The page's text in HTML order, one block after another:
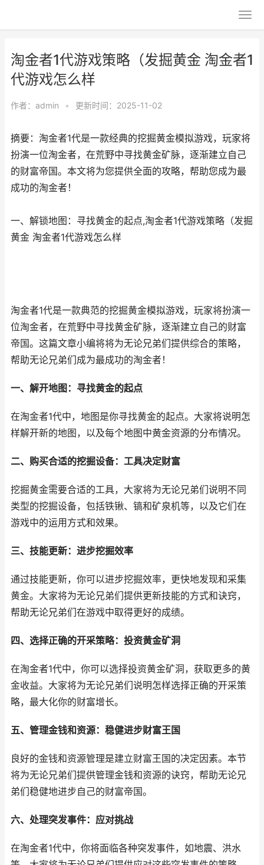
淘金者1代游戏策略（发掘黄金 淘金者1
代游戏怎么样
作者： admin • 更新时间：2025-11-02
摘要：淘金者1代是一款经典的挖掘黄金模拟游戏，玩家将
扮演一位淘金者，在荒野中寻找黄金矿脉，逐渐建立自己
的财富帝国。本文将为您提供全面的攻略，帮助您成为最
成功的淘金者！
一、解锁地图：寻找黄金的起点,淘金者1代游戏策略（发掘
黄金 淘金者1代游戏怎么样
淘金者1代是一款典范的挖掘黄金模拟游戏，玩家将扮演一
位淘金者，在荒野中寻找黄金矿脉，逐渐建立自己的财富
帝国。这篇文章小编将将为无论兄弟们提供综合的策略，
帮助无论兄弟们成为最成功的淘金者！
一、解开地图：寻找黄金的起点
在淘金者1代中，地图是你寻找黄金的起点。大家将说明怎
样解开新的地图，以及每个地图中黄金资源的分布情况。
二、购买合适的挖掘设备：工具决定财富
挖掘黄金需要合适的工具，大家将为无论兄弟们说明不同
类型的挖掘设备，包括铁锹、镐和矿泉机等，以及它们在
游戏中的运用方式和效果。
三、技能更新：进步挖掘效率
通过技能更新，你可以进步挖掘效率，更快地发现和采集
黄金。大家将为无论兄弟们提供更新技能的方式和诀窍，
帮助无论兄弟们在游戏中取得更好的成绩。
四、选择正确的开采策略：投资黄金矿洞
在淘金者1代中，你可以选择投资黄金矿洞，获取更多的黄
金收益。大家将为无论兄弟们说明怎样选择正确的开采策
略，最大化你的财富增长。
五、管理金钱和资源：稳健进步财富王国
良好的金钱和资源管理是建立财富王国的决定因素。本节
将为无论兄弟们提供管理金钱和资源的诀窍，帮助无论兄
弟们稳健地进步自己的财富帝国。
六、处理突发事件：应对挑战
在淘金者1代中，你将面临各种突发事件，如地震、洪水